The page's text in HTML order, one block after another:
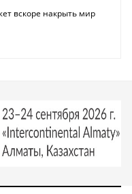
вскоре накрыть мир